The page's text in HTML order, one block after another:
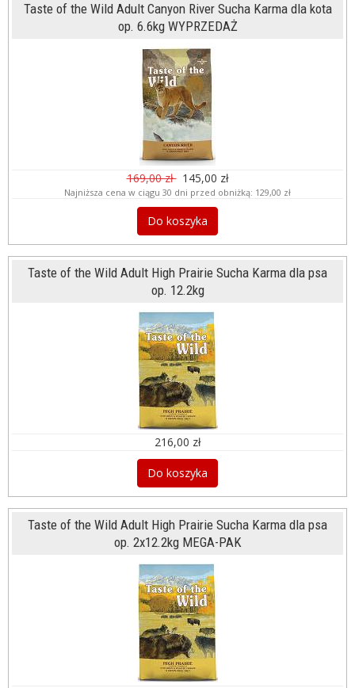
Taste of the Wild Adult Canyon River Sucha Karma dla kota
op. 6.6kg WYPRZEDAŻ
169,00 zł 145,00 zł
Najniższa cena w ciągu 30 dni przed obniżką: 129,00 zł
Do koszyka
Taste of the Wild Adult High Prairie Sucha Karma dla psa
op. 12.2kg
216,00 zł
Do koszyka
Taste of the Wild Adult High Prairie Sucha Karma dla psa
op. 2x12.2kg MEGA-PAK